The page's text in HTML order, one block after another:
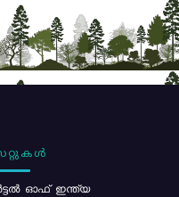
ഓഫ് ഇന്ത്യ